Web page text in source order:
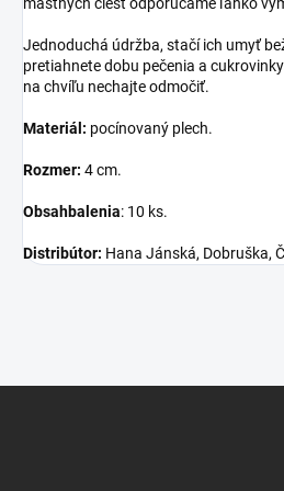
Jednoduchá údržba, stačí ich umyť
pretiahnete dobu pečenia a
na chvíľu nechajte odmočiť.
Materiál: pocínovaný plech.
Rozmer: 4 cm.
Obsahbalenia: 10 ks.
Distribútor: Hana Jánská, Dobruška,